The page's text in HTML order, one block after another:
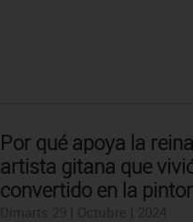
Por qué apoya la
artista gitana que
convertido en la